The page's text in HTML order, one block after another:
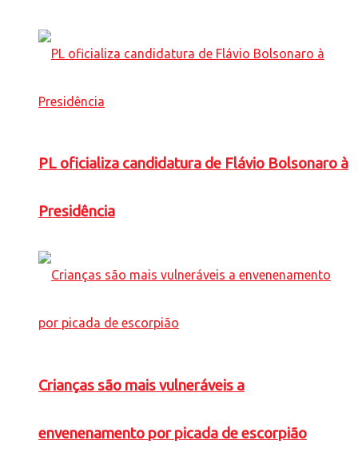
PL oficializa candidatura de Flávio Bolsonaro à
Presidência
Crianças são mais vulneráveis a
envenenamento por picada de escorpião